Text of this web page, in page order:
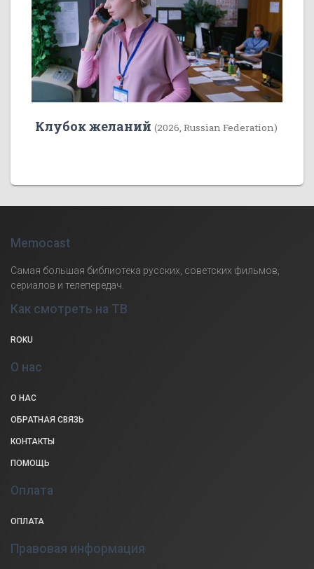
Клубок желаний (2026, Russian Federation)
Memocast
Самая большая библиотека русских, советских фильмов,
сериалов и телепередач.
Как смотреть на ТВ
ROKU
О нас
О НАС
ОБРАТНАЯ СВЯЗЬ
КОНТАКТЫ
ПОМОЩЬ
Оплата
ОПЛАТА
Правовая информация